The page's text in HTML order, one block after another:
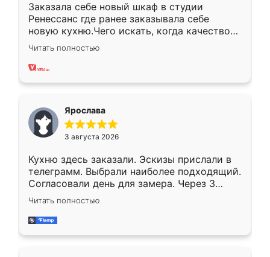
Заказала себе новый шкаф в студии
Ренессанс где ранее заказывала себе
новую кухню.Чего искать, когда качеством
вполне довольна. Служит кухня уже почти
два года, нареканий нет.
Читать полностью
Ярослава
3 августа 2026
Кухню здесь заказали. Эскизы прислали в
телеграмм. Выбрали наиболее подходящий.
Согласовали день для замера. Через 3
недели кухня была уже готова. Остались
довольны работой. Спасибо Ренессанс
мебель за качественную работу!
Читать полностью